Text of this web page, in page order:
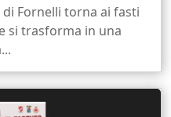
di Fornelli torna ai fasti
si trasforma in una